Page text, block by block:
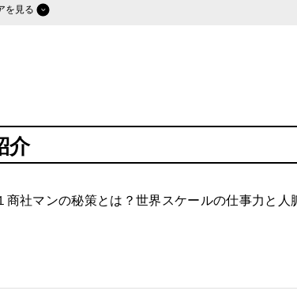
介
社マンの秘策とは？世界スケールの仕事力と